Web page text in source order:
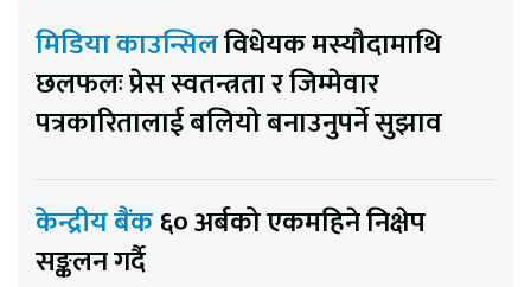
मिडिया काउन्सिलविधेयक मस्यौदामाथि
छलफलः प्रेस स्वतन्त्रता र जिम्मेवार
पत्रकारितालाई बलियो बनाउनुपर्ने सुझाव
केन्द्रीय बैंक६० अर्बको एकमहिने निक्षेप
सङ्कलन गर्दै